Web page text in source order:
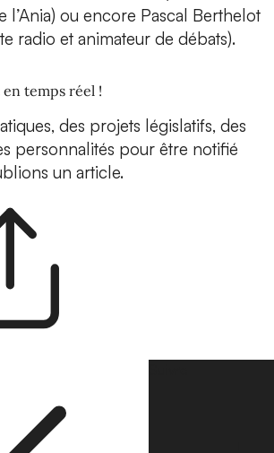
l’Ania) ou encore Pascal Berthelot
radio et animateur de débats).
temps réel !
des projets législatifs, des
personnalités pour être notifié
un article.